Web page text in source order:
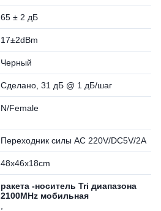
65 ± 2 дБ
17±2dBm
Черный
Сделано, 31 дБ @ 1 дБ/шаг
N/Female
Переходник силы AC 220V/DC5V/2A
48x46x18cm
ракета -носитель Tri диапазона
2100MHz мобильная